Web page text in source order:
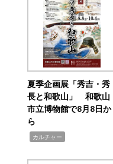
夏季企画展「秀吉・秀
長と和歌山」 和歌山
市立博物館で8月8日か
ら
カルチャー